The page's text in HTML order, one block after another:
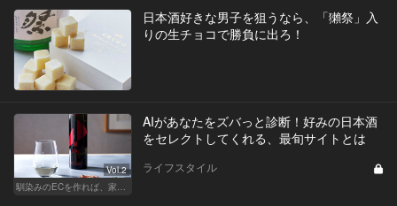
日本酒好きな男子を狙うなら、「獺祭」入
りの生チョコで勝負に出ろ！
Vol.2
馴染みのECを作れば、家飲みが変わる！
AIがあなたをズバっと診断！好みの日本酒
をセレクトしてくれる、最旬サイトとは
ライフスタイル